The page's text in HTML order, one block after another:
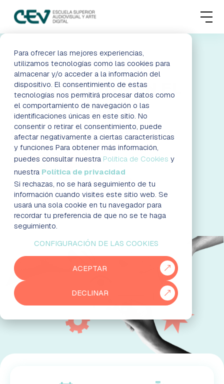
Para ofrecer las mejores experiencias,
utilizamos tecnologías como las cookies para
almacenar y/o acceder a la información del
dispositivo. El consentimiento de estas
tecnologías nos permitirá procesar datos como
el comportamiento de navegación o las
identificaciones únicas en este sitio. No
consentir o retirar el consentimiento, puede
afectar negativamente a ciertas características
y funciones Para obtener más información,
puedes consultar nuestra Política de Cookies y
nuestra Política de privacidad
Si rechazas, no se hará seguimiento de tu
información cuando visites este sitio web. Se
usará una sola cookie en tu navegador para
recordar tu preferencia de que no se te haga
seguimiento.
CONFIGURACIÓN DE LAS COOKIES
ACEPTAR
DECLINAR
MENU
FORMACIONES
ADMISIONES
ACTUALIDAD
ESCUELA
CONTACTO
RESERVAR PLAZA VISITAR ESCUELA
BLOG
EMPRESAS
PARTNERS
931 76 23 43
DALE VIDA A TU
IMAGINACIÓN EN EL
CONCURSO DE
DISFRACES DE CEV
¡INSCRÍBETE!
AGENDA DE LA JORNADA